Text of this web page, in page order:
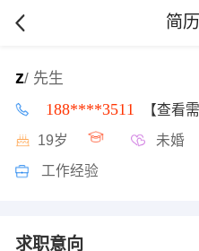
简
z/ 先生
188****3511 【查看
19岁 未婚
工作经验
求职意向